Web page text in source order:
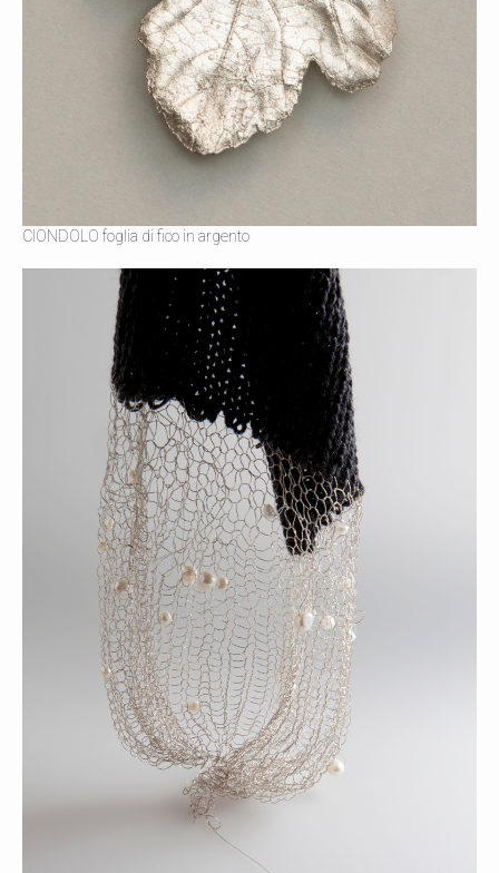
CIONDOLO foglia di fico in argento